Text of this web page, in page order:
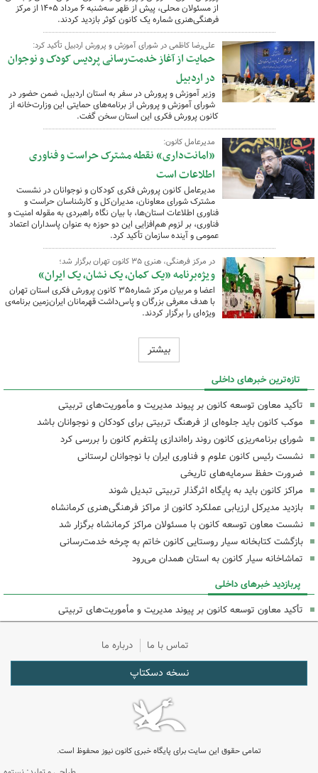
از مسئولان محلی، پیش از ظهر سه‌شنبه ۶ مرداد ۱۴۰۵ از مرکز
فرهنگی‌هنری شماره یک کانون کوثر بازدید کردند.
علی‌رضا کاظمی در شورای آموزش و پرورش اردبیل تأکید کرد:
حمایت از آغاز خدمت‌رسانی پردیس کودک و نوجوان
در اردبیل
وزیر آموزش و پرورش در سفر به استان اردبیل، ضمن حضور در
شورای آموزش و پرورش از برنامه‌های حمایتی این وزارت‌خانه از
کانون پرورش فکری این استان سخن گفت.
مدیرعامل کانون:
«امانت‌داری» نقطه مشترک حراست و فناوری
اطلاعات است
مدیرعامل کانون پرورش فکری کودکان و نوجوانان در نشست
مشترک شورای معاونان، مدیران‌کل و کارشناسان حراست و
فناوری اطلاعات استان‌ها، با بیان نگاه راهبردی به مقوله امنیت و
فناوری، بر لزوم هم‌افزایی این دو حوزه به عنوان پاسداران اعتماد
عمومی و آینده سازمان تأکید کرد.
در مرکز فرهنگی،‌ هنری ۳۵ کانون تهران برگزار شد؛‌
ویژه‌برنامه «یک کمان، یک نشان، یک ایران»
اعضا و مربیان مرکز شماره۳۵ کانون پرورش فکری استان تهران
با هدف معرفی بزرگان و پاس‌داشت قهرمانان ایران‌زمین برنامه‌ی
ویژه‌ای را برگزار کردند.
بیشتر
تازه‌ترین خبرهای داخلی
تأکید معاون توسعه کانون بر پیوند مدیریت و مأموریت‌های تربیتی
موکب کانون باید جلوه‌ای از فرهنگ تربیتی برای کودکان و نوجوانان باشد
شورای برنامه‌ریزی کانون روند راه‌اندازی پلتفرم کانون را بررسی کرد
نشست رئیس کانون علوم و فناوری ایران با نوجوانان لرستانی
ضرورت حفظ سرمایه‌های تاریخی
مراکز کانون باید به پایگاه اثرگذار تربیتی تبدیل شوند
بازدید مدیرکل ارزیابی عملکرد کانون از مراکز فرهنگی‌هنری کرمانشاه
نشست معاون توسعه کانون با مسئولان مراکز کرمانشاه برگزار شد
بازگشت کتابخانه سیار روستایی کانون خاتم به چرخه خدمت‌رسانی
تماشاخانه سیار کانون به استان همدان می‌رود
پربازدید خبرهای داخلی
تأکید معاون توسعه کانون بر پیوند مدیریت و مأموریت‌های تربیتی
تماس با ما درباره ما
نسخه دسکتاپ
تمامی حقوق این سایت برای پایگاه خبری کانون نیوز محفوظ است.